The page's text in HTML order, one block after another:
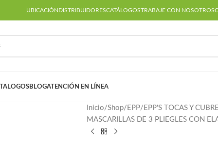
UBICACIÓNDISTRIBUIDORESCATÁLOGOSTRABAJE CON NOSOTROS
BLOGATENCIÓN EN LÍNEA
Inicio Shop EPP
EPP'S TOCAS Y
MASCARILLAS DE 3 PLIEGLES CON